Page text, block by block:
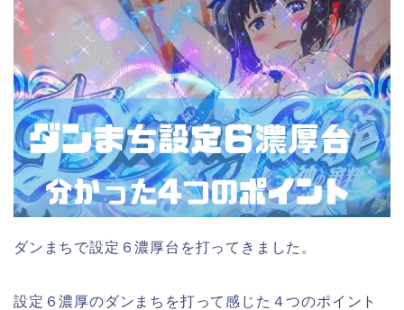
ダンまちで設定６濃厚台を打ってきました。
設定６濃厚のダンまちを打って感じた４つのポイント